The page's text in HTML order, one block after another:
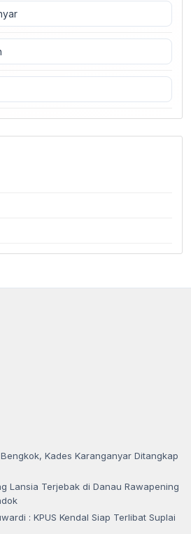
Kades Karanganyar Ditangkap
Lansia Terjebak di Danau Rawapening
: KPUS Kendal Siap Terlibat Suplai